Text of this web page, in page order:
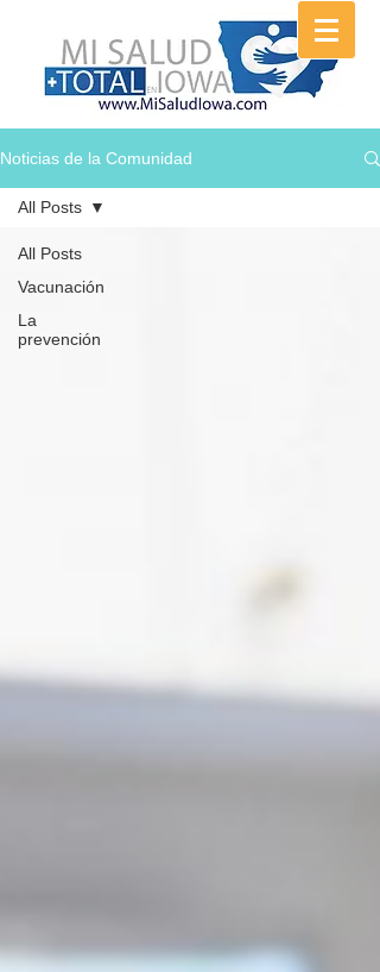
Noticias de la Comunidad
All Posts
Vacunación
La
prevención
All Posts